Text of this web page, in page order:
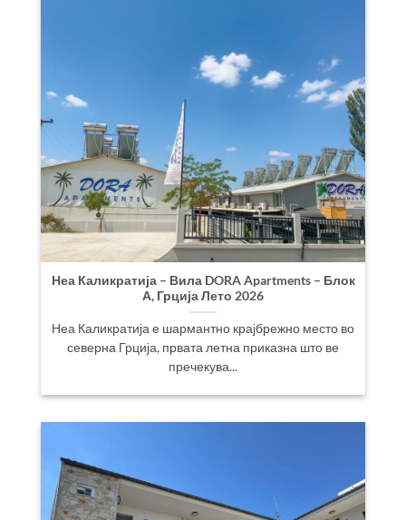
Неа Каликратија – Вила DORA Apartments – Блок
А, Грција Лето 2026
Неа Каликратија е шармантно крајбрежно место во
северна Грција, првата летна приказна што ве
пречекува...